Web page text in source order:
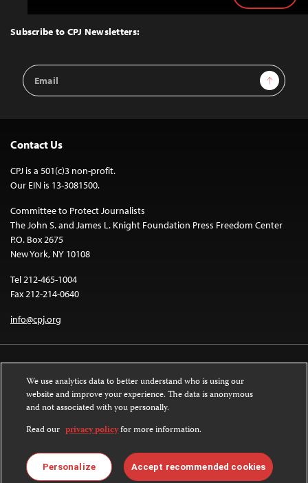
Top
Subscribe to CPJ Newsletters:
Email
Address
Sign Up
Contact Us
CPJ is a 501(c)3 non-profit.
Our EIN is 13-3081500.
Committee to Protect Journalists
The John S. and James L. Knight Foundation Press Freedom Center
P.O. Box 2675
New York, NY 10108
Tel 212-465-1004
Fax 212-214-0640
info@cpj.org
Except where noted, text on this website is licensed under a
License.
Images and other media are not covered by the Creative Commons license.
For more information about permissions, see ourFAQs.
We use analytics data to better understand who is using our
website and improve your experience. The data is anonymous
and not associated with you personally.
Read our privacy policyfor more information.
Personalize Accept recommended cookies